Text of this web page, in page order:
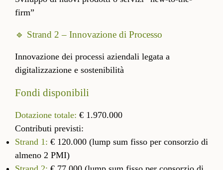
firm”
🔹 Strand 2 – Innovazione di Processo
Innovazione dei processi aziendali legata a
digitalizzazione e sostenibilità
Fondi disponibili
Dotazione totale: € 1.970.000
Contributi previsti:
Strand 1: € 120.000 (lump sum fisso per consorzio di
almeno 2 PMI)